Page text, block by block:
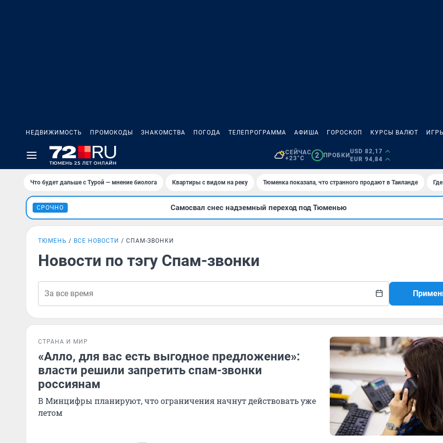
НЕДВИЖИМОСТЬ ПРОМОКОДЫ ЗНАКОМСТВА ПОГОДА ТЕЛЕПРОГРАММА АФИША ГОРОСКОП КУРСЫ ВАЛЮТ
СЕЙЧАС
+23°C
2 ПРОБКИ
USD 82,17
EUR 94,84
Что будет дальше с Турой — мнение биолога Квартиры с видом на реку Тюменка показала, что странного продают в Таиланде
СРОЧНО Самосвал снес надземный переход под Тюменью
ТЮМЕНЬ ВСЕ НОВОСТИ СПАМ-ЗВОНКИ
Новости по тэгу Спам-звонки
СТРАНА И МИР
«Алло, для вас есть выгодное предложение»:
власти решили запретить спам-звонки
россиянам
В Минцифры планируют, что ограничения начнут действовать уже
летом